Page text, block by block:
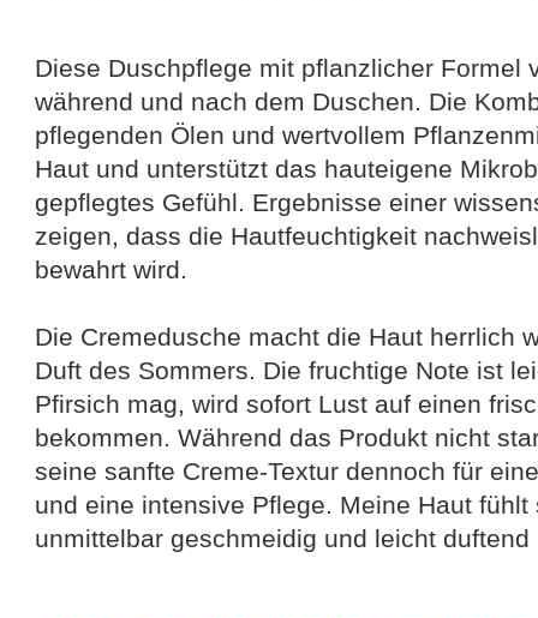
Diese Duschpflege mit pflanzlicher Formel
während und nach dem Duschen. Die
pflegenden Ölen und wertvollem
Haut und unterstützt das hauteigene
gepflegtes Gefühl. Ergebnisse einer
zeigen, dass die Hautfeuchtigkeit
bewahrt wird.
Die Cremedusche macht die Haut herrlich
Duft des Sommers. Die fruchtige Note ist
Pfirsich mag, wird sofort Lust auf einen
bekommen. Während das Produkt nicht
seine sanfte Creme-Textur dennoch für
und eine intensive Pflege. Meine Haut fühlt
unmittelbar geschmeidig und leicht duftend